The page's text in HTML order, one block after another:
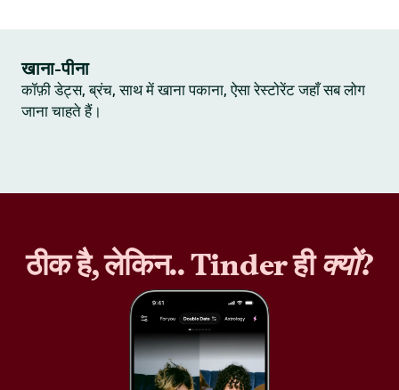
खाना-पीना
कॉफ़ी डेट्स, ब्रंच, साथ में खाना पकाना, ऐसा रेस्टोरेंट जहाँ सब लोग
जाना चाहते हैं।
ठीक है, लेकिन.. Tinder हीक्यों?